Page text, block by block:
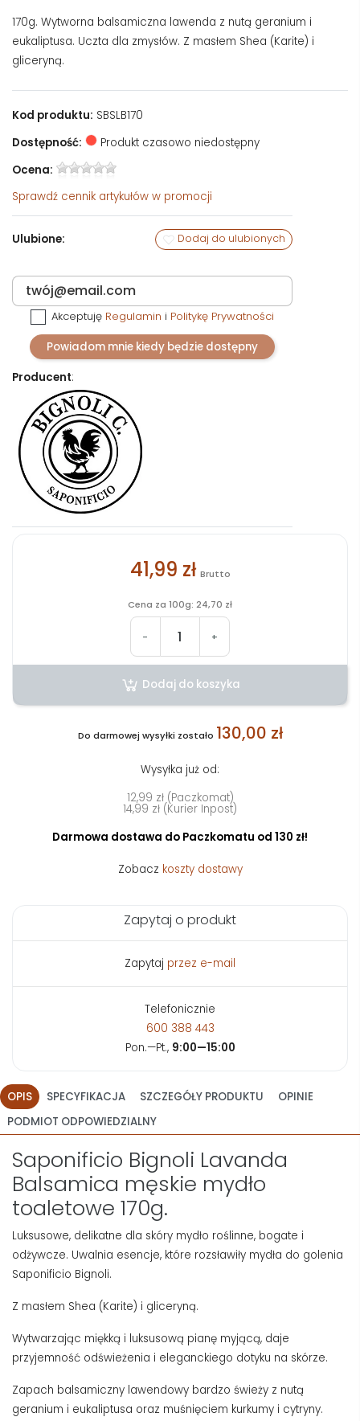
170g. Wytworna balsamiczna lawenda z nutą geranium i
eukaliptusa. Uczta dla zmysłów. Z masłem Shea (Karite) i
gliceryną.
Kod produktu: SBSLB170
Dostępność:
Produkt czasowo niedostępny
Ocena:
Sprawdź cennik artykułów w promocji
Ulubione: Dodaj do ulubionych
Akceptuję Regulamin i Politykę Prywatności
Powiadom mnie kiedy będzie dostępny
Producent:
41,99 zł Brutto
Cena za 100g: 24,70 zł
- +
Dodaj do koszyka
Do darmowej wysyłki zostało 130,00 zł
Wysyłka już od:
12,99 zł (Paczkomat)
14,99 zł (Kurier Inpost)
Darmowa dostawa do Paczkomatu od 130 zł!
Zobacz koszty dostawy
Zapytaj o produkt
Zapytaj przez e-mail
Telefonicznie
600 388 443
Pon.—Pt., 9:00—15:00
OPIS SPECYFIKACJA SZCZEGÓŁY PRODUKTU
OPINIE
PODMIOT ODPOWIEDZIALNY
Saponificio Bignoli Lavanda
Balsamica męskie mydło
toaletowe 170g.
Luksusowe, delikatne dla skóry mydło roślinne, bogate i
odżywcze. Uwalnia esencje, które rozsławiły mydła do golenia
Saponificio Bignoli.
Z masłem Shea (Karite) i gliceryną.
Wytwarzając miękką i luksusową pianę myjącą, daje
przyjemność odświeżenia i eleganckiego dotyku na skórze.
Zapach balsamiczny lawendowy bardzo świeży z nutą
geranium i eukaliptusa oraz muśnięciem kurkumy i cytryny.